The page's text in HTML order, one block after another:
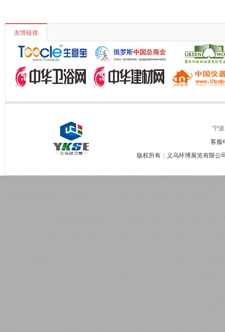
友情链接
宁
客服
版权所有：义乌环博展览有限